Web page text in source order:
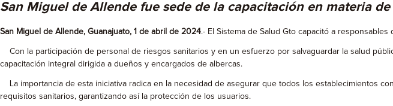
San Miguel de Allende fue sede de la capacitación en materia
San Miguel de Allende, Guanajuato, 1 de abril de 2024.- El Sistema de Salud Gto capacitó a
Con la participación de personal de riesgos sanitarios y en un esfuerzo por salvaguardar la salud
capacitación integral dirigida a dueños y encargados de albercas.
La importancia de esta iniciativa radica en la necesidad de asegurar que todos los establecimientos
requisitos sanitarios, garantizando así la protección de los usuarios.